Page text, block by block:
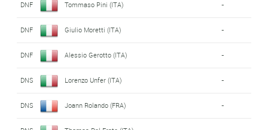
DNF Tommaso Pini (ITA) -
DNF Giulio Moretti (ITA) -
DNF Alessio Gerotto (ITA) -
DNS Lorenzo Unfer (ITA) -
DNS Joann Rolando (FRA) -